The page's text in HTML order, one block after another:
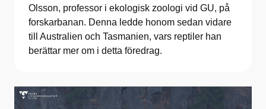
Olsson, professor i ekologisk zoologi vid GU, på
forskarbanan. Denna ledde honom sedan vidare
till Australien och Tasmanien, vars reptiler han
berättar mer om i detta föredrag.